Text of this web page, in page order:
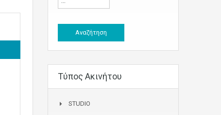
Τύπος Ακινήτου
STUDIO